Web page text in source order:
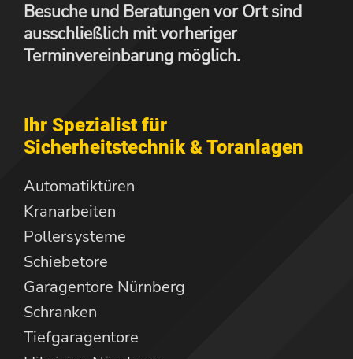
Besuche und Beratungen vor Ort sind
ausschließlich mit vorheriger
Terminvereinbarung möglich.
Ihr Spezialist für
Sicherheitstechnik & Toranlagen
Automatiktüren
Kranarbeiten
Pollersysteme
Schiebetore
Garagentore Nürnberg
Schranken
Tiefgaragentore